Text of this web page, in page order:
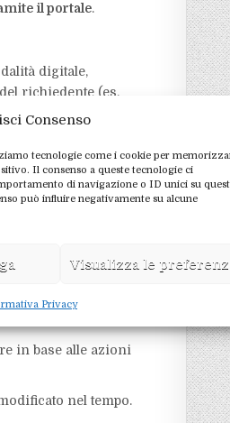
Consenso
tecnologie come i cookie per
Il consenso a queste tecnologie ci
di navigazione o ID unici su
può influire negativamente su alcune
Visualizza le
Privacy
il portale.
digitale,
richiedente (es.
deve
(come il DURC e la
altri (come
di atto di
viene rilasciata
aggiornate,
in base alle azioni
nel tempo.